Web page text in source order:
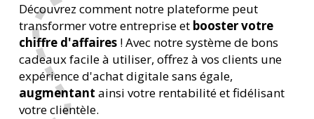
Découvrez comment notre plateforme peut
transformer votre entreprise et booster votre
chiffre d'affaires ! Avec notre système de bons
cadeaux facile à utiliser, offrez à vos clients une
expérience d'achat digitale sans égale,
augmentant ainsi votre rentabilité et fidélisant
votre clientèle.